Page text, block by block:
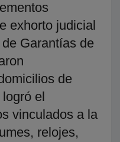
exhorto judicial
Garantías de
de
el
vinculados a la
relojes,